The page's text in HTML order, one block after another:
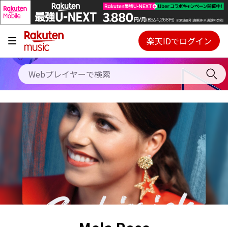
キャンペーン
料金プラン
使い方
初回30日間無料お試し
Webプレイヤー
ご契約内容の確認・変更
楽天IDでログイン